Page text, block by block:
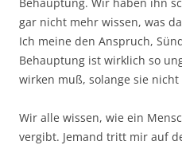
gar nicht mehr wissen, was
Ich meine den Anspruch,
Behauptung ist wirklich so
wirken muß, solange sie
Wir alle wissen, wie ein
vergibt. Jemand tritt mir auf